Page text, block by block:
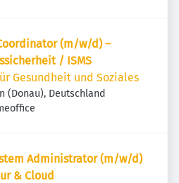
(m/w/d) –
/ ISMS
Gesundheit und Soziales
(Donau), Deutschland
Administrator (m/w/d)
& Cloud